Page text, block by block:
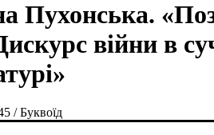
Пухонська.
війни в
/ Буквоїд